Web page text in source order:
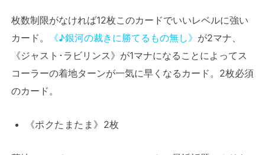
枚数制限がなければ12枚このカードでいいレベルに強い
カード。
《♪銀河の裁きに勝てるもの無し》 が2マナ、
《ジャスト･ラビリンス》が1マナになることによってス
コーラーの着地ターンが一気に早くなるカード。2枚必須
のカード。
《ポクたまたま》2枚